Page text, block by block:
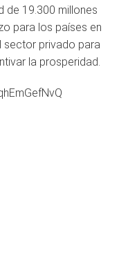
de 19.300 millones
para los países en
sector privado para
la prosperidad.